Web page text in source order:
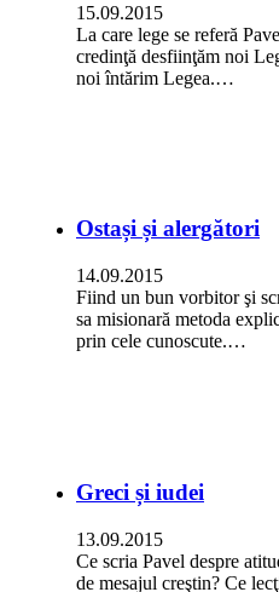
15.09.2015
La care lege se referă
credinţă desfiinţăm noi
noi întărim Legea.…
Ostași și alergători
14.09.2015
Fiind un bun vorbitor şi
sa misionară metoda
prin cele cunoscute.…
Greci și iudei
13.09.2015
Ce scria Pavel despre
de mesajul creştin? Ce